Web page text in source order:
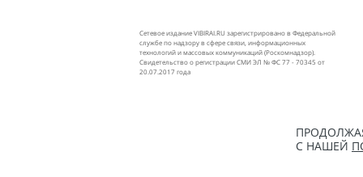
Сетевое издание VIBIRAI.RU зарегистрировано в Федеральной
службе по надзору в сфере связи, информационных
технологий и массовых коммуникаций (Роскомнадзор).
Свидетельство о регистрации СМИ ЭЛ № ФС 77 - 70345 от
20.07.2017 года
С НАШЕЙ